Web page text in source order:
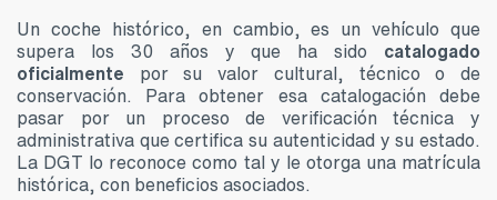
Un coche histórico, en cambio, es un vehículo que
supera los 30 años y que ha sido catalogado
oficialmente por su valor cultural, técnico o de
conservación. Para obtener esa catalogación debe
pasar por un proceso de verificación técnica y
administrativa que certifica su autenticidad y su estado.
La DGT lo reconoce como tal y le otorga una matrícula
histórica, con beneficios asociados.